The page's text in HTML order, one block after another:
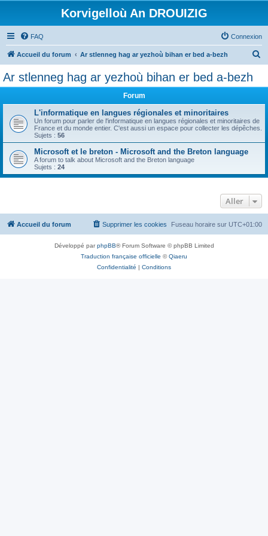
Korvigelloù An DROUIZIG
FAQ Connexion
Accueil du forum Ar stlenneg hag ar yezhoù bihan er bed a-bezh
Ar stlenneg hag ar yezhoù bihan er bed a-bezh
Forum
L'informatique en langues régionales et minoritaires
Un forum pour parler de l'informatique en langues régionales et minoritaires de
France et du monde entier. C'est aussi un espace pour collecter les dépêches.
Sujets : 56
Microsoft et le breton - Microsoft and the Breton language
A forum to talk about Microsoft and the Breton language
Sujets : 24
Aller
Accueil du forum Fuseau horaire sur UTC+01:00
Supprimer les cookies
Développé parphpBB® Forum Software © phpBB Limited
Traduction française officielle ©Qiaeru
Confidentialité | Conditions